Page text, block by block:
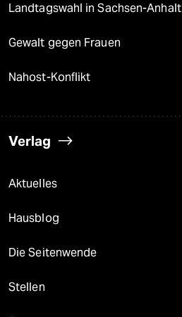
Landtagswahl in Sachsen-Anhalt
Gewalt gegen Frauen
Nahost-Konflikt
Verlag
Aktuelles
Hausblog
Die Seitenwende
Stellen